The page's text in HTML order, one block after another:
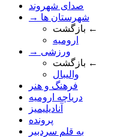
صدای شهروند
→ شهرستان ها
بازگشت ←
ارومیه
→ ورزشی
بازگشت ←
والیبال
فرهنگ و هنر
دریاچه ارومیه
آنادیلیمیز
پرونده
به قلم سردبیر